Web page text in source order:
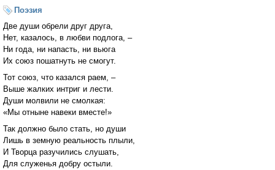
Поэзия
Две души обрели друг друга,
Нет, казалось, в любви подлога, –
Ни года, ни напасть, ни вьюга
Их союз пошатнуть не смогут.
Тот союз, что казался раем, –
Выше жалких интриг и лести.
Души молвили не смолкая:
«Мы отныне навеки вместе!»
Так должно было стать, но души
Лишь в земную реальность плыли,
И Творца разучились слушать,
Для служенья добру остыли.